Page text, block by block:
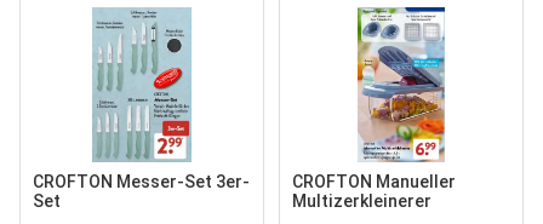
CROFTON Messer-Set 3er-
Set
CROFTON Manueller
Multizerkleinerer